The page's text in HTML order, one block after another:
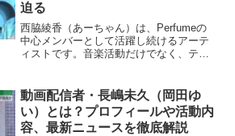
迫る
西脇綾香（あーちゃん）は、Perfumeの
中心メンバーとして活躍し続けるアーテ
ィストです。音楽活動だけでなく、テレ
収は多くのファンに注目されています。
今回は、西脇綾香さ...
動画配信者・長嶋未久（岡田ゆ
い）とは？プロフィールや活動内
容、最新ニュースを徹底解説